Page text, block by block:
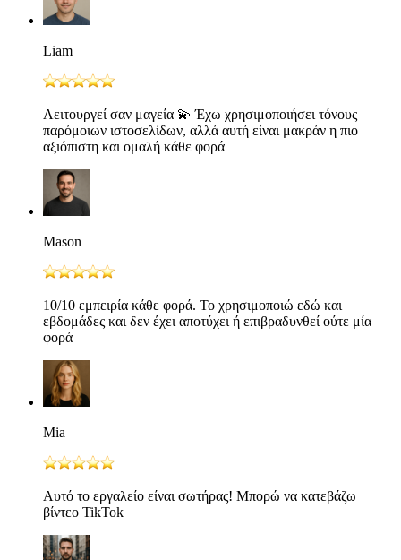
Liam
Λειτουργεί σαν μαγεία 💫 Έχω χρησιμοποιήσει τόνους
παρόμοιων ιστοσελίδων, αλλά αυτή είναι μακράν η πιο
αξιόπιστη και ομαλή κάθε φορά
Mason
10/10 εμπειρία κάθε φορά. Το χρησιμοποιώ εδώ και
εβδομάδες και δεν έχει αποτύχει ή επιβραδυνθεί ούτε μία
φορά
Mia
Αυτό το εργαλείο είναι σωτήρας! Μπορώ να κατεβάζω
βίντεο TikTok